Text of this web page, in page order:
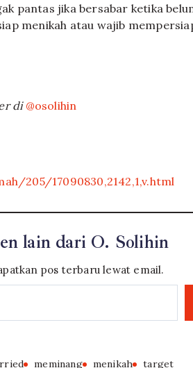
pantas jika bersabar ketika
menikah atau wajib
di @osolihin
205/17090830,2142,1,v.html
lain dari O. Solihin
pos terbaru lewat email.
meminang menikah target